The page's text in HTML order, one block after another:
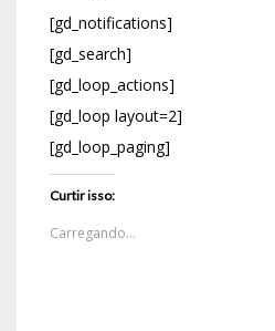
[gd_notifications]
[gd_search]
[gd_loop_actions]
[gd_loop layout=2]
[gd_loop_paging]
Curtir isso:
Carregando...